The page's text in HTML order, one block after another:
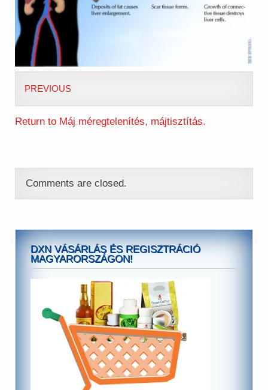
PREVIOUS
Return to Máj méregtelenítés, májtisztítás.
Comments are closed.
DXN VÁSÁRLÁS ÉS REGISZTRÁCIÓ
MAGYARORSZÁGON!